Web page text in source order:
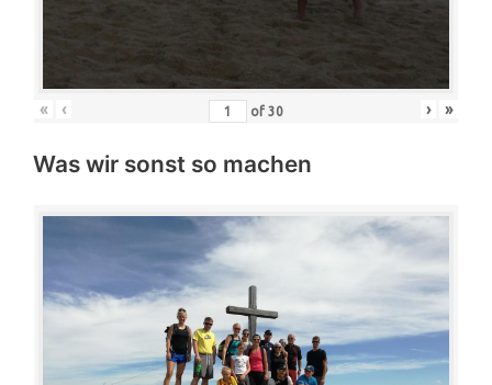
« ‹ of 30 › »
Was wir sonst so machen